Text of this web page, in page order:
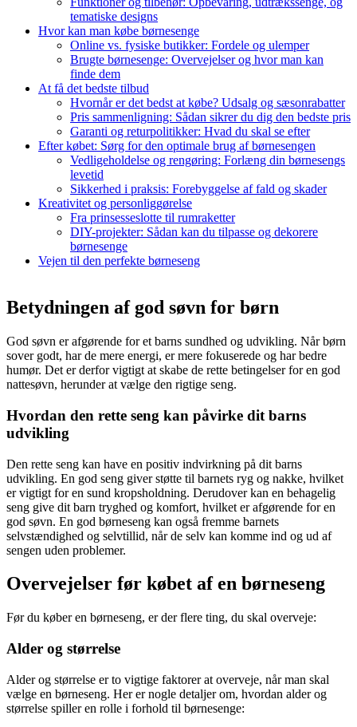
tematiske designs
Hvor kan man købe børnesenge
Online vs. fysiske butikker: Fordele og ulemper
Brugte børnesenge: Overvejelser og hvor man kan
finde dem
At få det bedste tilbud
Hvornår er det bedst at købe? Udsalg og sæsonrabatter
Pris sammenligning: Sådan sikrer du dig den bedste pris
Garanti og returpolitikker: Hvad du skal se efter
Efter købet: Sørg for den optimale brug af børnesengen
Vedligeholdelse og rengøring: Forlæng din børnesengs
levetid
Sikkerhed i praksis: Forebyggelse af fald og skader
Kreativitet og personliggørelse
Fra prinsesseslotte til rumraketter
DIY-projekter: Sådan kan du tilpasse og dekorere
børnesenge
Vejen til den perfekte børneseng
Betydningen af god søvn for børn
God søvn er afgørende for et barns sundhed og udvikling. Når børn
sover godt, har de mere energi, er mere fokuserede og har bedre
humør. Det er derfor vigtigt at skabe de rette betingelser for en god
nattesøvn, herunder at vælge den rigtige seng.
Hvordan den rette seng kan påvirke dit barns
udvikling
Den rette seng kan have en positiv indvirkning på dit barns
udvikling. En god seng giver støtte til barnets ryg og nakke, hvilket
er vigtigt for en sund kropsholdning. Derudover kan en behagelig
seng give dit barn tryghed og komfort, hvilket er afgørende for en
god søvn. En god børneseng kan også fremme barnets
selvstændighed og selvtillid, når de selv kan komme ind og ud af
sengen uden problemer.
Overvejelser før købet af en børneseng
Før du køber en børneseng, er der flere ting, du skal overveje:
Alder og størrelse
Alder og størrelse er to vigtige faktorer at overveje, når man skal
vælge en børneseng. Her er nogle detaljer om, hvordan alder og
størrelse spiller en rolle i forhold til børnesenge: